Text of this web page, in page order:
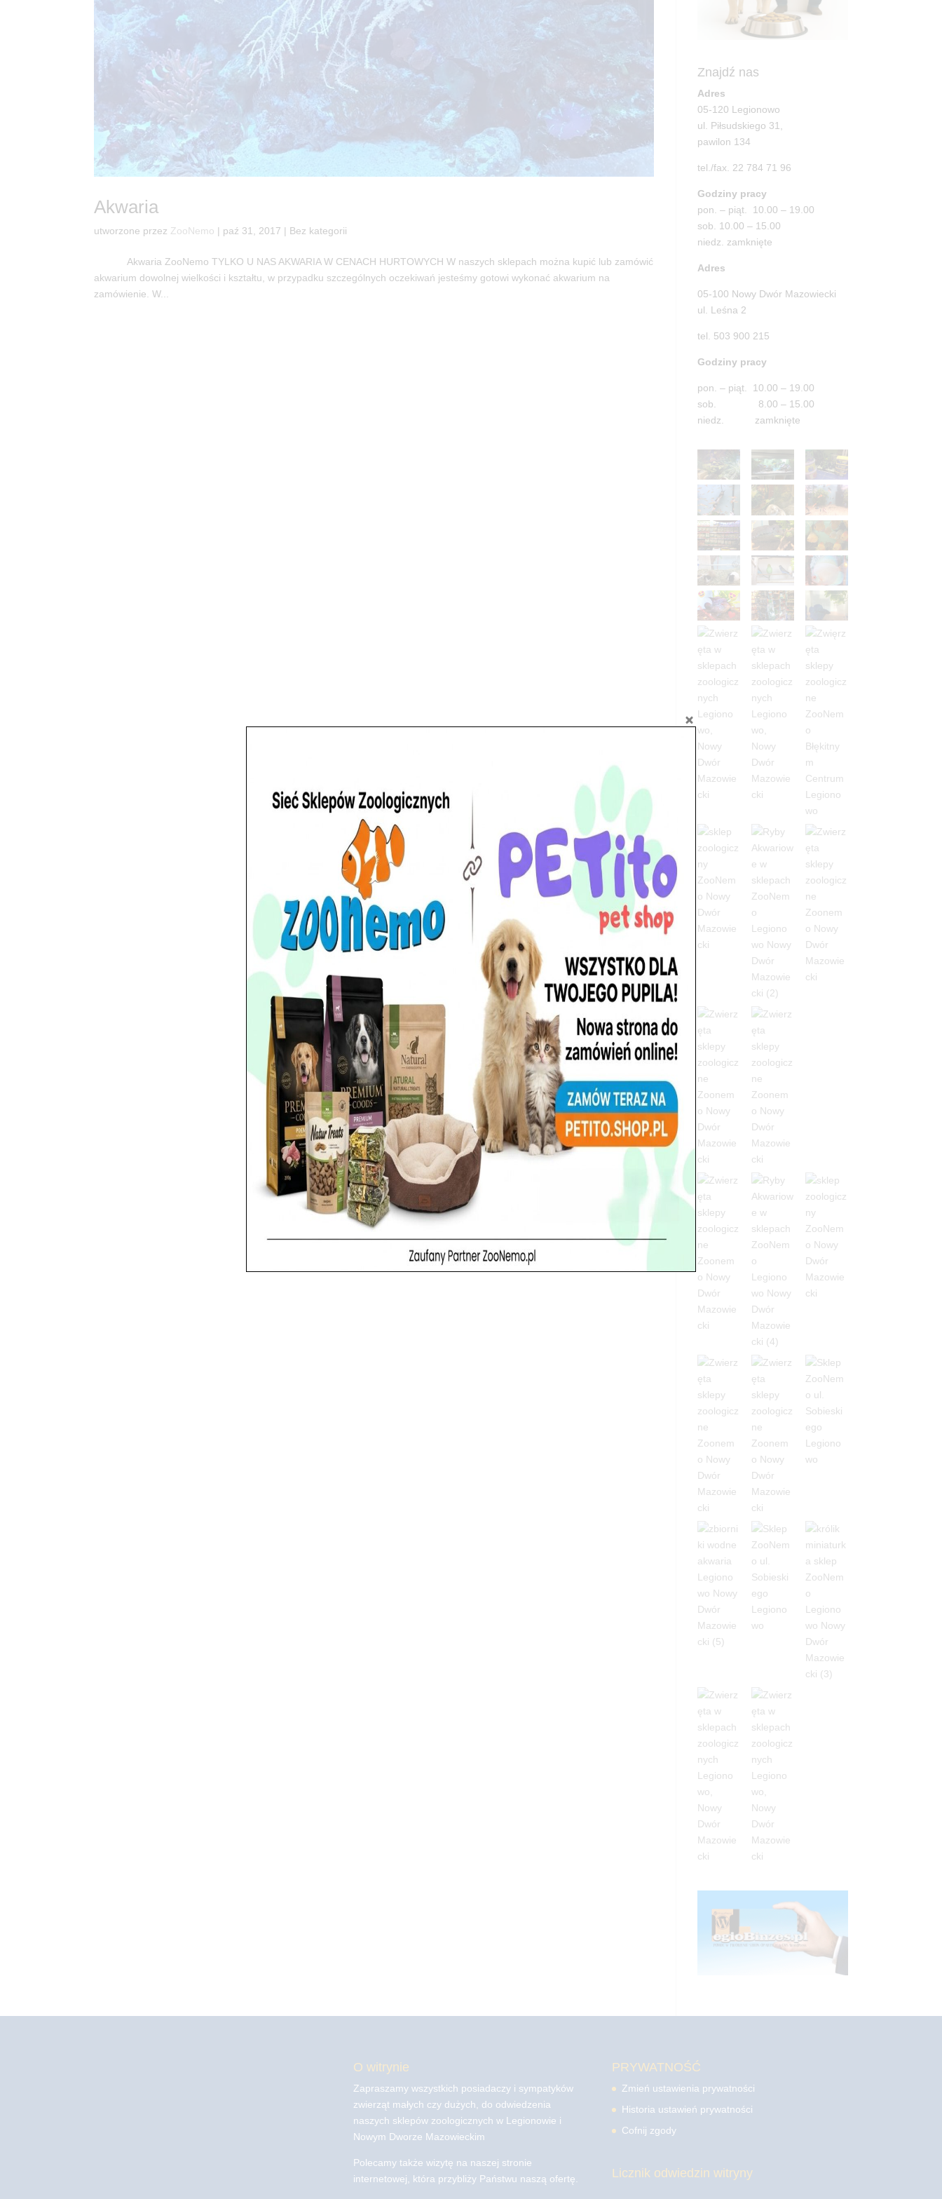
Akwaria
utworzone przez ZooNemo | paź 31, 2017 | Bez kategorii
Akwaria ZooNemo TYLKO U NAS AKWARIA W CENACH HURTOWYCH W naszych sklepach można kupić lub zamówić
akwarium dowolnej wielkości i kształtu, w przypadku szczególnych oczekiwań jesteśmy gotowi wykonać akwarium na
zamówienie. W...
Znajdź nas
Adres
05-120 Legionowo
ul. Piłsudskiego 31,
pawilon 134
tel./fax. 22 784 71 96
Godziny pracy
pon. – piąt. 10.00 – 19.00
sob. 10.00 – 15.00
niedz. zamknięte
Adres
05-100 Nowy Dwór Mazowiecki
ul. Leśna 2
tel. 503 900 215
Godziny pracy
pon. – piąt. 10.00 – 19.00
sob. 8.00 – 15.00
niedz. zamknięte
O witrynie
Zapraszamy wszystkich posiadaczy i sympatyków
zwierząt małych czy dużych, do odwiedzenia
naszych sklepów zoologicznych w Legionowie i
Nowym Dworze Mazowieckim
Polecamy także wizytę na naszej stronie
internetowej, która przybliży Państwu naszą ofertę.
PRYWATNOŚĆ
Zmień ustawienia prywatności
Historia ustawień prywatności
Cofnij zgody
Licznik odwiedzin witryny